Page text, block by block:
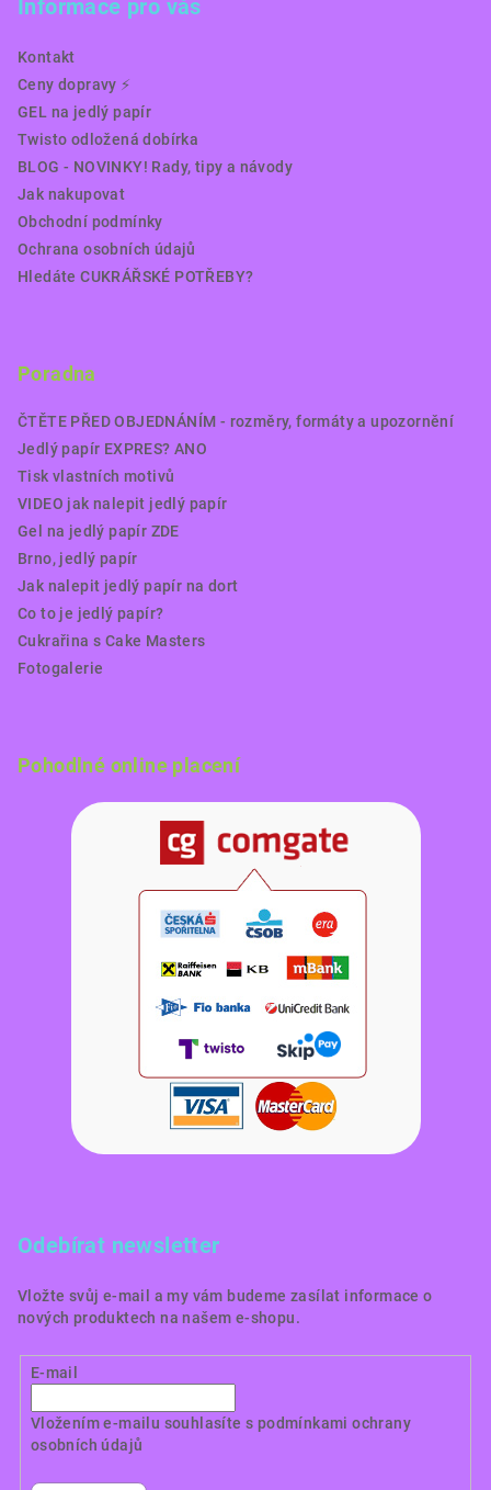
Informace pro vás
Kontakt
Ceny dopravy ⚡️
GEL na jedlý papír
Twisto odložená dobírka
BLOG - NOVINKY! Rady, tipy a návody
Jak nakupovat
Obchodní podmínky
Ochrana osobních údajů
Hledáte CUKRÁŘSKÉ POTŘEBY?
Poradna
ČTĚTE PŘED OBJEDNÁNÍM - rozměry, formáty a upozornění
Jedlý papír EXPRES? ANO
Tisk vlastních motivů
VIDEO jak nalepit jedlý papír
Gel na jedlý papír ZDE
Brno, jedlý papír
Jak nalepit jedlý papír na dort
Co to je jedlý papír?
Cukrařina s Cake Masters
Fotogalerie
Pohodlné online placení
Odebírat newsletter
Vložte svůj e-mail a my vám budeme zasílat informace o
nových produktech na našem e-shopu.
E-mail
Vložením e-mailu souhlasíte s podmínkami ochrany
osobních údajů